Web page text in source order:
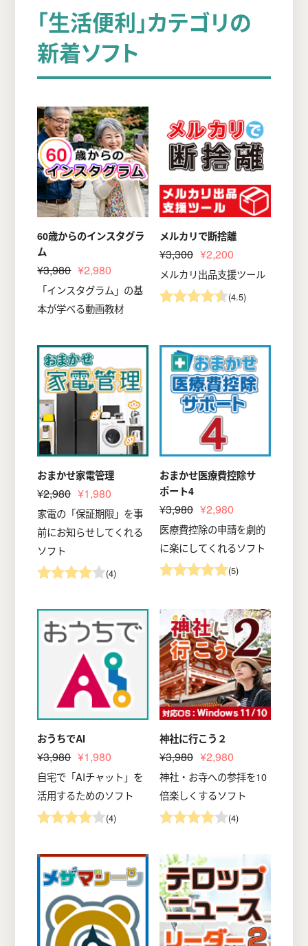
「生活便利」カテゴリの
新着ソフト
60歳からのインスタグラ
ム
¥3,980 ¥2,980
「インスタグラム」の基
本が学べる動画教材
メルカリで断捨離
¥3,300 ¥2,200
メルカリ出品支援ツール
(4.5)
おまかせ家電管理
¥2,980 ¥1,980
家電の「保証期限」を事
前にお知らせしてくれる
ソフト
(4)
おまかせ医療費控除サ
ポート4
¥3,980 ¥2,980
医療費控除の申請を劇的
に楽にしてくれるソフト
(5)
おうちでAI
¥3,980 ¥1,980
自宅で「AIチャット」を
活用するためのソフト
(4)
神社に行こう２
¥3,980 ¥2,980
神社・お寺への参拝を10
倍楽しくするソフト
(4)